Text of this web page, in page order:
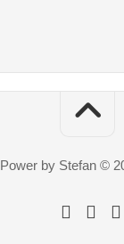
Power by Stefan ©